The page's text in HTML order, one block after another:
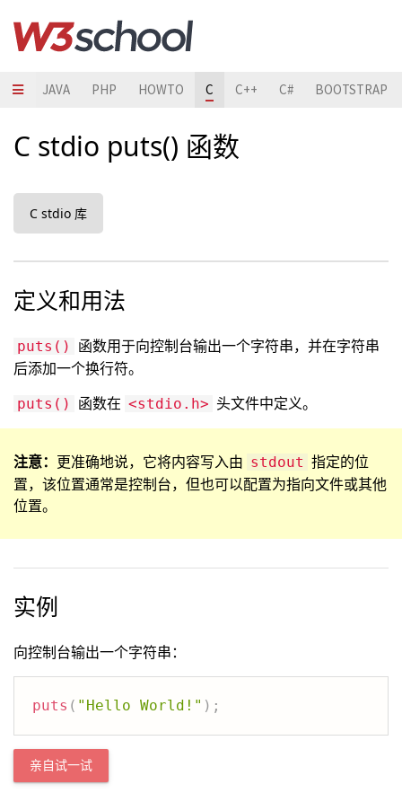
JAVA PHP HOWTO C C++ C# BOOTSTRAP
C stdio puts() 函数
C stdio 库
定义和用法
puts()
函数用于向控制台输出一个字符串，并在字符串
后添加一个换行符。
puts() 函数在 <stdio.h> 头文件中定义。
注意： 更准确地说，它将内容写入由 stdout 指定的位
置，该位置通常是控制台，但也可以配置为指向文件或其他
位置。
实例
向控制台输出一个字符串：
puts ( "Hello World!" ) ;
亲自试一试